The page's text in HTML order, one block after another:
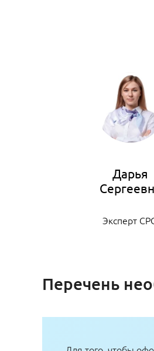
Дарья
Эксперт
Перечень